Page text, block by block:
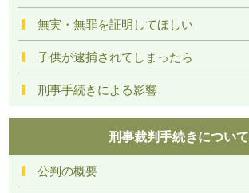
無実・無罪を証明してほしい
子供が逮捕されてしまったら
刑事手続きによる影響
刑事裁判手続きについて
公判の概要